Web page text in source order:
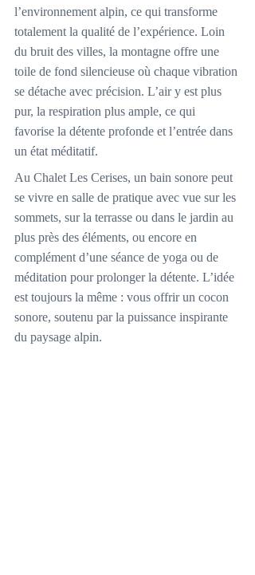
l’environnement alpin, ce qui transforme
totalement la qualité de l’expérience. Loin
du bruit des villes, la montagne offre une
toile de fond silencieuse où chaque vibration
se détache avec précision. L’air y est plus
pur, la respiration plus ample, ce qui
favorise la détente profonde et l’entrée dans
un état méditatif.
Au Chalet Les Cerises, un bain sonore peut
se vivre en salle de pratique avec vue sur les
sommets, sur la terrasse ou dans le jardin au
plus près des éléments, ou encore en
complément d’une séance de yoga ou de
méditation pour prolonger la détente. L’idée
est toujours la même : vous offrir un cocon
sonore, soutenu par la puissance inspirante
du paysage alpin.